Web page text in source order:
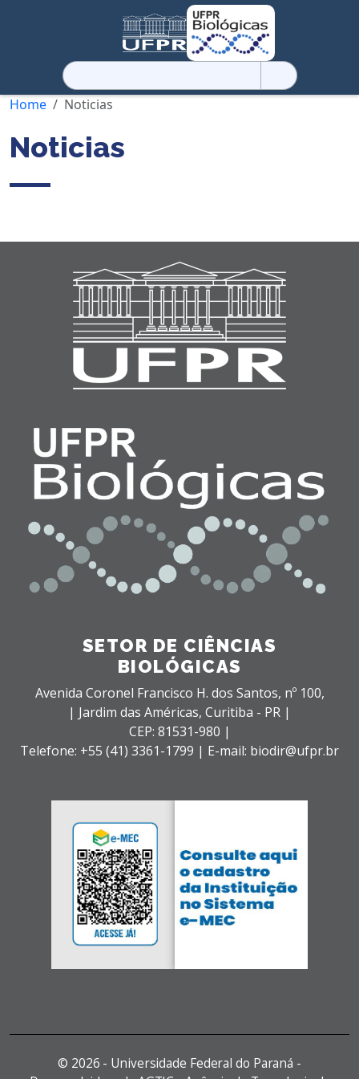
Pesquisar
por:
Home
Noticias
Noticias
SETOR DE CIÊNCIAS
BIOLÓGICAS
Avenida Coronel Francisco H. dos Santos, nº 100,
| Jardim das Américas, Curitiba - PR |
CEP: 81531-980 |
Telefone: +55 (41) 3361-1799 | E-mail: biodir@ufpr.br
© 2026 - Universidade Federal do Paraná -